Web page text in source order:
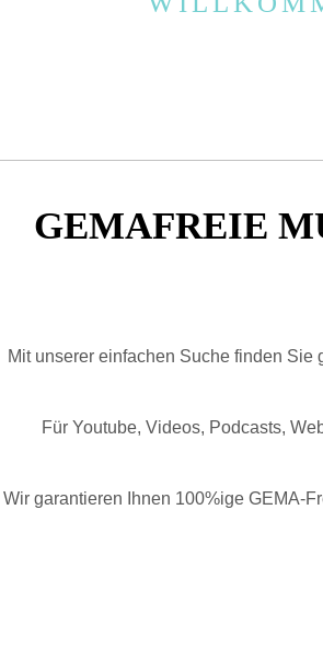
GEMAFREIE
Mit unserer einfachen Suche finden
Für Youtube, Videos, Podcasts,
Wir garantieren Ihnen 100%ige GEMA-